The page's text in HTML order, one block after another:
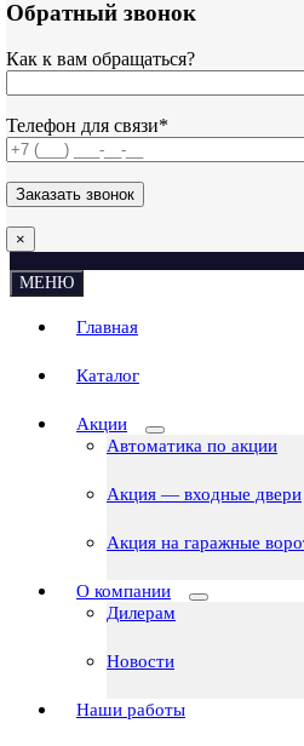
Обратный звонок
Как к вам обращаться?
Телефон для связи*
×
МЕНЮ
Главная
Каталог
Акции
Автоматика по акции
Акция — входные двери
Акция на гаражные
О компании
Дилерам
Новости
Наши работы